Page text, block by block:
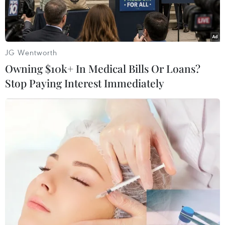
Các đơn vị nghệ thuật đã sẵn sàng "tung" ra những sản phẩm
hấp dẫn phục vụ khán giả. (Ảnh: Nhà hát kịch Việt Nam)
Kỳ nghỉ Tết đã cận kề, các đơn vị nghệ thuật
cũng đã sẵn sàng soạn một “mâm cỗ” nghệ
thuật đặc sắc chiêu đãi khán giả. Tết Giáp Thìn
JG Wentworth
Owning $10k+ In Medical Bills Or Loans?
Stop Paying Interest Immediately